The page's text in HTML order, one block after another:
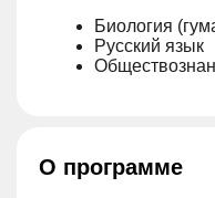
Биология
Русский язык
О программе